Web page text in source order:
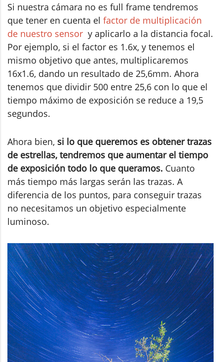
Si nuestra cámara no es full frame tendremos
que tener en cuenta el factor de multiplicación
de nuestro sensor y aplicarlo a la distancia focal.
Por ejemplo, si el factor es 1.6x, y tenemos el
mismo objetivo que antes, multiplicaremos
16x1.6, dando un resultado de 25,6mm. Ahora
tenemos que dividir 500 entre 25,6 con lo que el
tiempo máximo de exposición se reduce a 19,5
segundos.
Ahora bien, si lo que queremos es obtener trazas
de estrellas, tendremos que aumentar el tiempo
de exposición todo lo que queramos. Cuanto
más tiempo más largas serán las trazas. A
diferencia de los puntos, para conseguir trazas
no necesitamos un objetivo especialmente
luminoso.